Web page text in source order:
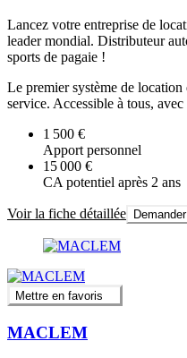
Lancez votre entreprise de
leader mondial. Distributeur
sports de pagaie !
Le premier système de
service. Accessible à tous,
1 500 €
Apport personnel
15 000 €
CA potentiel après 2 ans
Voir la fiche détaillée
Mettre en favoris
MACLEM